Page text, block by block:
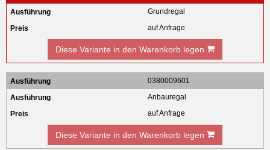
Grundregal
auf Anfrage
Diese Variante in den Warenkorb legen
0380009601
Anbauregal
auf Anfrage
Diese Variante in den Warenkorb legen